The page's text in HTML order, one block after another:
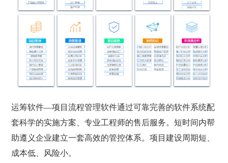
运筹软件—项目流程管理软件通过可靠完善的软件系统配
套科学的实施方案、专业工程师的售后服务。短时间内帮
助遵义企业建立一套高效的管控体系。项目建设周期短、
成本低、风险小。